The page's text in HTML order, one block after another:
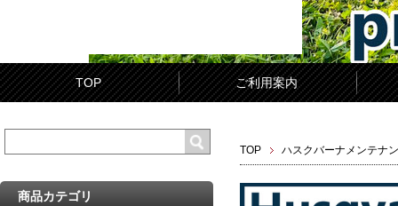
TOP ご利用案内
TOP ハスクバーナメンテナ
商品カテゴリ